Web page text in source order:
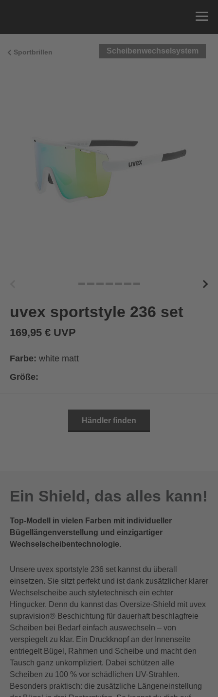
Sportbrillen Scheibenwechselsystem
uvex sportstyle 236 set
169,95 € UVP
Farbe: white matt
Größe:
Händler finden
Ein Shield, das alles kann!
Top-Modell in vielen Farben mit individueller
Bügellängenverstellung und einzigartiger
Wechselscheibentechnologie.
Unsere uvex sportstyle 236 set kannst du überall
einsetzen. Sie sitzt perfekt und ist dank zusätzlicher klarer
Wechselscheibe auch styletechnisch ein echter
Hingucker. Denn du kannst das Oversize-Shield mit uvex
supravision® Beschichtung für dauerhaft beschlagfreie
Scheiben bei Bedarf einfach auswechseln – von
verspiegelt zu klar. Ein Druckknopf an der Innenseite
entriegelt Bügel, Rahmen und Scheibe und macht den
Tausch ganz unkompliziert. Dabei schützen alle
Scheiben zu 100 % vor schädlichen UV-Strahlen.
Besonders praktisch: die zusätzliche Längeneinstellung